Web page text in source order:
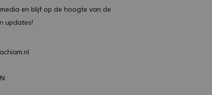
en blijf op de hoogte van de
updates!